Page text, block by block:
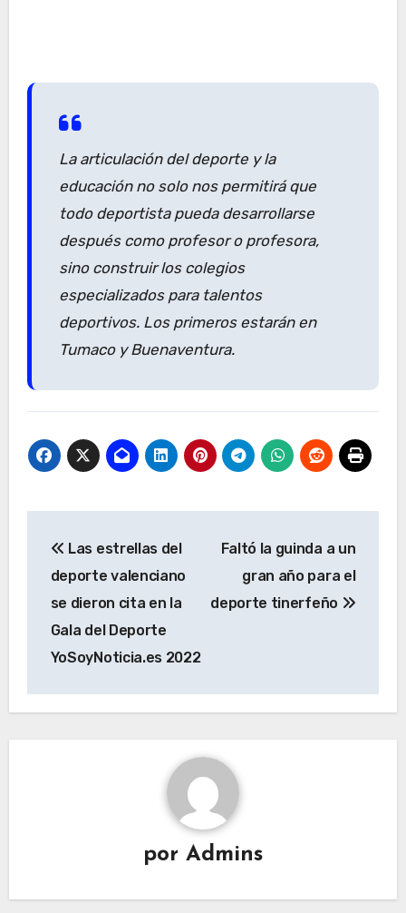
La articulación del deporte y la
educación no solo nos permitirá que
todo deportista pueda desarrollarse
después como profesor o profesora,
sino construir los colegios
especializados para talentos
deportivos. Los primeros estarán en
Tumaco y Buenaventura.
de
entradas
Las estrellas del
deporte valenciano
se dieron cita en la
Gala del Deporte
YoSoyNoticia.es 2022
Faltó la guinda a un
gran año para el
deporte tinerfeño
por Admins